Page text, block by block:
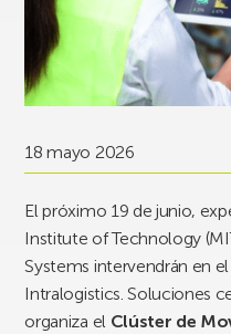
18 mayo 2026
El próximo 19 de junio,
Institute of Technology
Systems intervendrán en
Intralogistics. Soluciones
organiza el Clúster de